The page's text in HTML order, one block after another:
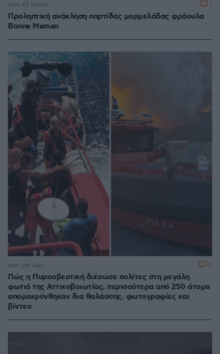
Προληπτική ανάκληση παρτίδας μαρμελάδας φράουλα
Bonne Maman
πριν 43 λεπτά 1
Πώς η Πυροσβεστική διέσωσε πολίτες στη μεγάλη
φωτιά της Αττικοβοιωτίας, περισσότερα από 250 άτομα
απομακρύνθηκαν δια θαλάσσης, φωτογραφίες και
βίντεο
πριν μία ώρα 2